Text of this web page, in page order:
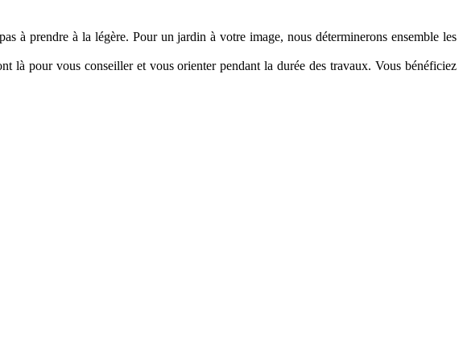
à prendre à la légère. Pour un jardin à votre image, nous déterminerons ensemble les
là pour vous conseiller et vous orienter pendant la durée des travaux. Vous bénéficiez